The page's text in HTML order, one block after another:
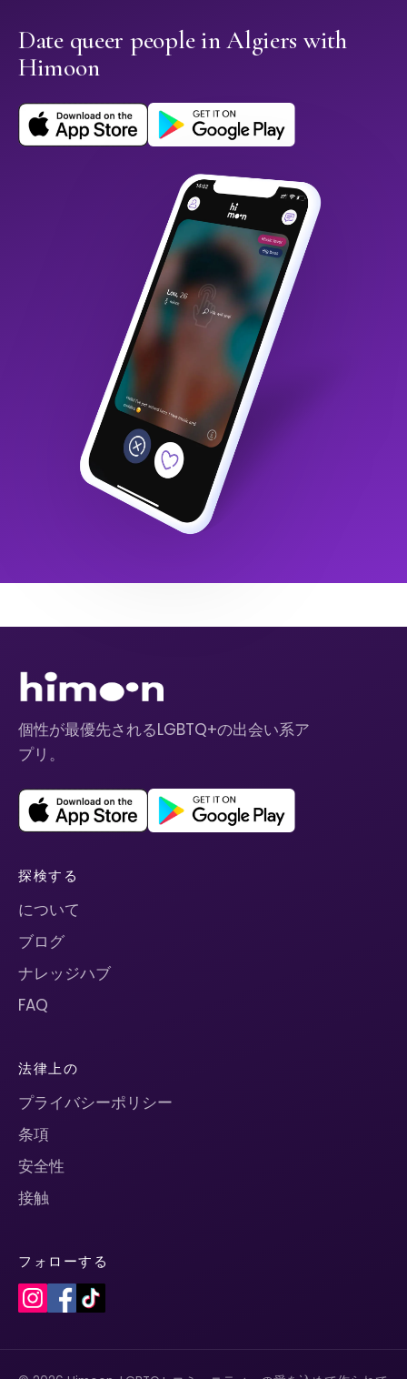
Date queer people in Algiers with
Himoon
個性が最優先されるLGBTQ+の出会い系ア
プリ。
探検する
について
ブログ
ナレッジハブ
FAQ
法律上の
プライバシーポリシー
条項
安全性
接触
フォローする